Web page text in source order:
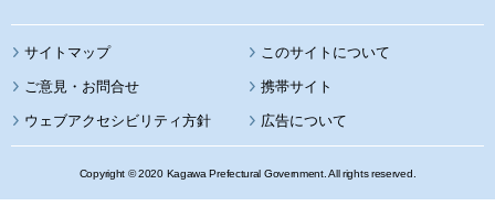
サイトマップ このサイトについて
携帯サイト
ウェブアクセシビリティ方針 広告について
Copyright © 2020 Kagawa Prefectural Government. All rights reserved.